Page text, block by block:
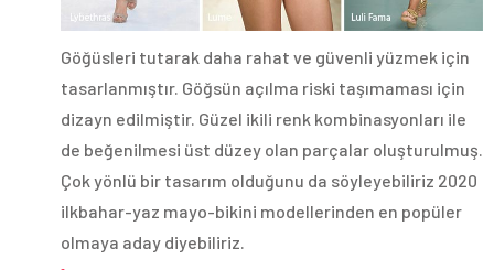
Göğüsleri tutarak daha rahat ve güvenli yüzmek için
tasarlanmıştır. Göğsün açılma riski taşımaması için
dizayn edilmiştir. Güzel ikili renk kombinasyonları ile
de beğenilmesi üst düzey olan parçalar oluşturulmuş.
Çok yönlü bir tasarım olduğunu da söyleyebiliriz 2020
ilkbahar-yaz mayo-bikini modellerinden en popüler
olmaya aday diyebiliriz.